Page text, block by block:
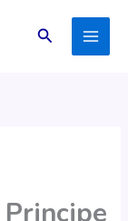
Поиск